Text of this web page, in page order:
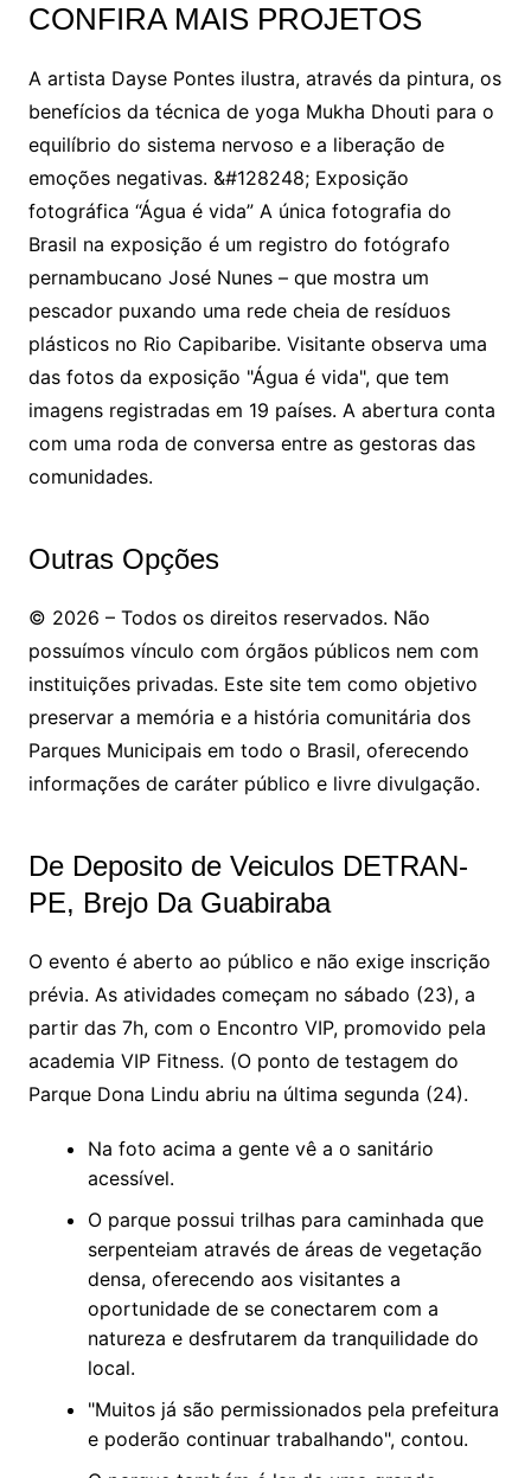
CONFIRA MAIS PROJETOS
A artista Dayse Pontes ilustra, através da pintura, os
benefícios da técnica de yoga Mukha Dhouti para o
equilíbrio do sistema nervoso e a liberação de
emoções negativas. &#128248; Exposição
fotográfica “Água é vida” A única fotografia do
Brasil na exposição é um registro do fotógrafo
pernambucano José Nunes – que mostra um
pescador puxando uma rede cheia de resíduos
plásticos no Rio Capibaribe. Visitante observa uma
das fotos da exposição "Água é vida", que tem
imagens registradas em 19 países. A abertura conta
com uma roda de conversa entre as gestoras das
comunidades.
Outras Opções
© 2026 – Todos os direitos reservados. Não
possuímos vínculo com órgãos públicos nem com
instituições privadas. Este site tem como objetivo
preservar a memória e a história comunitária dos
Parques Municipais em todo o Brasil, oferecendo
informações de caráter público e livre divulgação.
De Deposito de Veiculos DETRAN-
PE, Brejo Da Guabiraba
O evento é aberto ao público e não exige inscrição
prévia. As atividades começam no sábado (23), a
partir das 7h, com o Encontro VIP, promovido pela
academia VIP Fitness. (O ponto de testagem do
Parque Dona Lindu abriu na última segunda (24).
Na foto acima a gente vê a o sanitário
acessível.
O parque possui trilhas para caminhada que
serpenteiam através de áreas de vegetação
densa, oferecendo aos visitantes a
oportunidade de se conectarem com a
natureza e desfrutarem da tranquilidade do
local.
"Muitos já são permissionados pela prefeitura
e poderão continuar trabalhando", contou.